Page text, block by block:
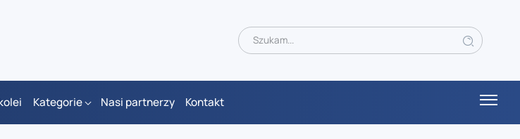
Kategorie Nasi partnerzy Kontakt